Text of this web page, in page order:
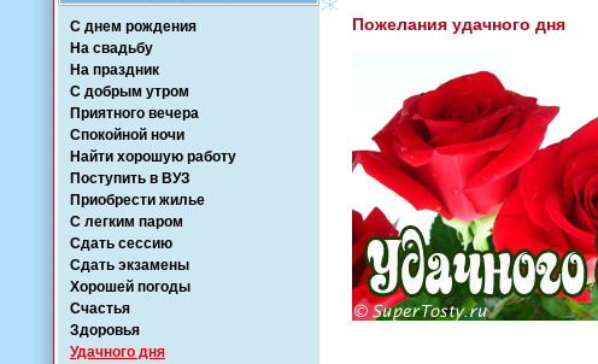
С днем рождения
На свадьбу
На праздник
С добрым утром
Приятного вечера
Спокойной ночи
Найти хорошую работу
Поступить в ВУЗ
Приобрести жилье
С легким паром
Сдать сессию
Сдать экзамены
Хорошей погоды
Счастья
Здоровья
Удачного дня
Пожелания удачного дня